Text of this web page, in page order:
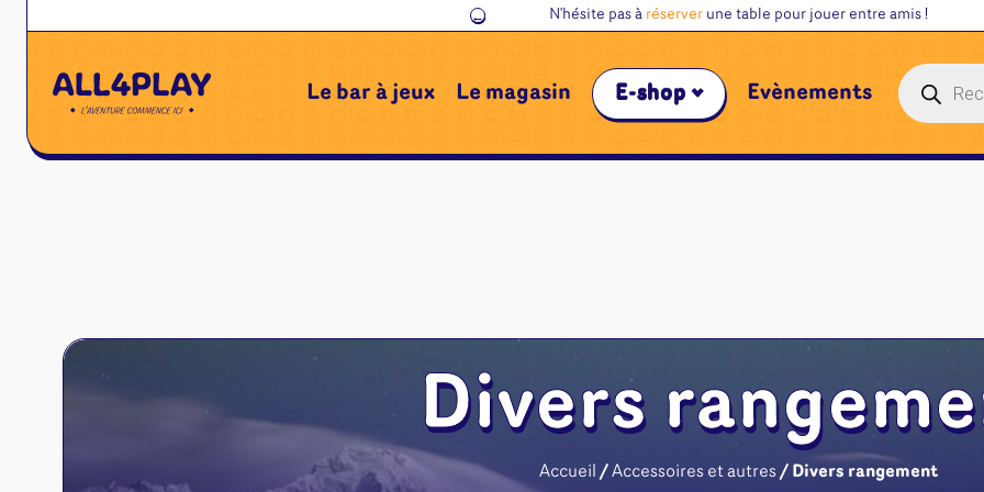
← N'hésite pas à réserverune table pour jouer entre amis !
Le bar à jeux Le magasin E-shop Évènements
Recherche
de
produits
Divers
Accueil /Accessoires et autres / Divers rangement